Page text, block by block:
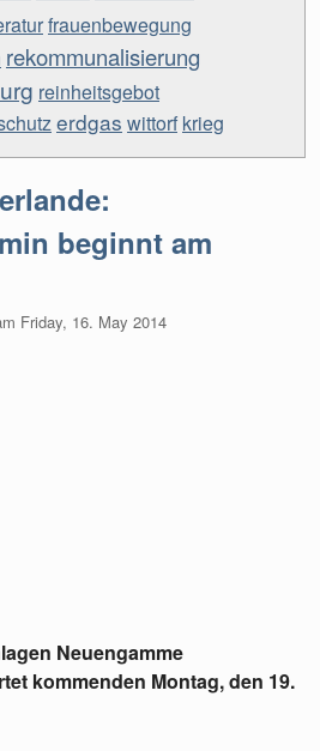
frauenbewegung
rekommunalisierung
reinheitsgebot
erdgas wittorf krieg
beginnt am
Friday, 16. May 2014
Neuengamme
kommenden Montag, den 19.